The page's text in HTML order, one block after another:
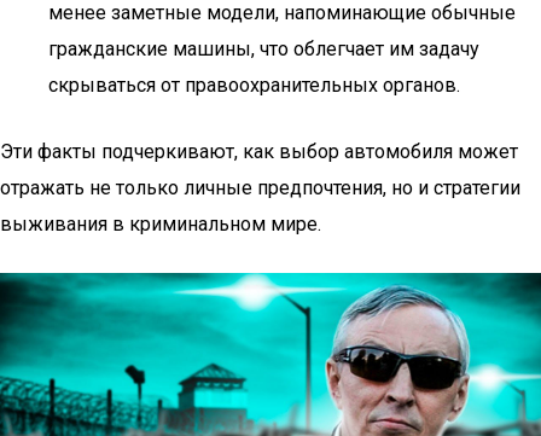
менее заметные модели, напоминающие обычные
гражданские машины, что облегчает им задачу
скрываться от правоохранительных органов.
Эти факты подчеркивают, как выбор автомобиля может
отражать не только личные предпочтения, но и стратегии
выживания в криминальном мире.